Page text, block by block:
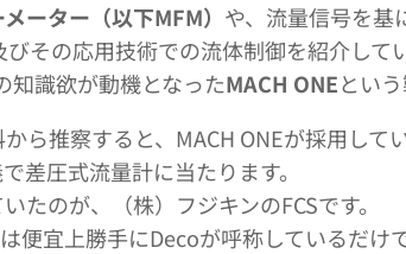
ーター（以下MFM） や、流量信号を基
びその応用技術での流体制御を紹介して
知識欲が動機となったMACH ONEとい
ら推察すると、MACH ONEが採用し
差圧式流量計に当たります。
たのが、（株）フジキンのFCSです。
便宜上勝手にDecoが呼称しているだ